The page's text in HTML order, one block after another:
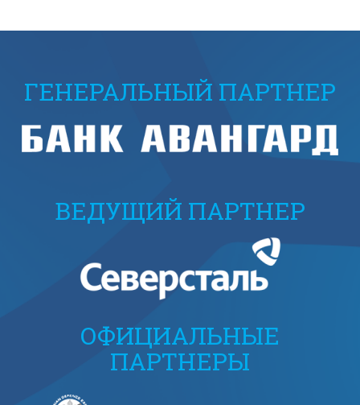
ГЕНЕРАЛЬНЫЙ ПАРТНЕР
ВЕДУЩИЙ ПАРТНЕР
ОФИЦИАЛЬНЫЕ
ПАРТНЕРЫ